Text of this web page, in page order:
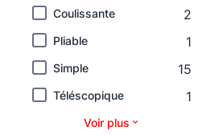
Coulissante 2
Pliable 1
Simple 15
Téléscopique 1
Voir plus